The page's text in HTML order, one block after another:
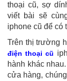
thoại cũ, sợ
viết bài sẽ
iphone cũ để có
Trên thị trường
điện thoại cũ
hành khác
cửa hàng,